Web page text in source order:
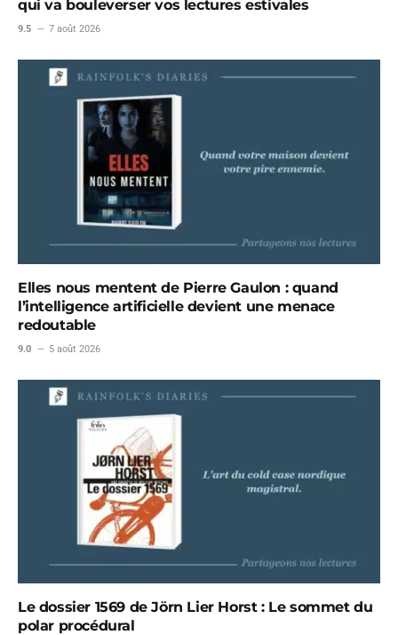
qui va bouleverser vos lectures estivales
9.5 7 août 2026
Elles nous mentent de Pierre Gaulon : quand
l’intelligence artificielle devient une menace
redoutable
9.0 5 août 2026
Le dossier 1569 de Jörn Lier Horst : Le sommet du
polar procédural